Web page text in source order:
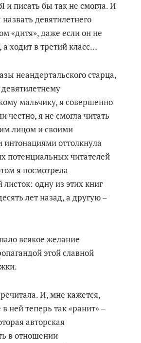
и писать бы так не смогла. И
девятилетнего
«дитя», даже если он не
ходит в третий класс…
неандертальского старца,
мальчику, я совершенно
честно, я не смогла читать
лицом и своими
оттолкнула
потенциальных читателей
я посмотрела
одну из этих книг
лет назад, а другую –
всякое желание
этой славной
И, мне кажется,
ней теперь так «ранит» ‒
авторская
в отношении